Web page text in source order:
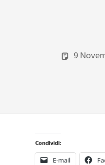
9
Condividi:
E-mail